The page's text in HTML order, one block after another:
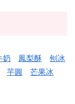
奶 鳳梨酥
刨冰
芋圓 芒果冰